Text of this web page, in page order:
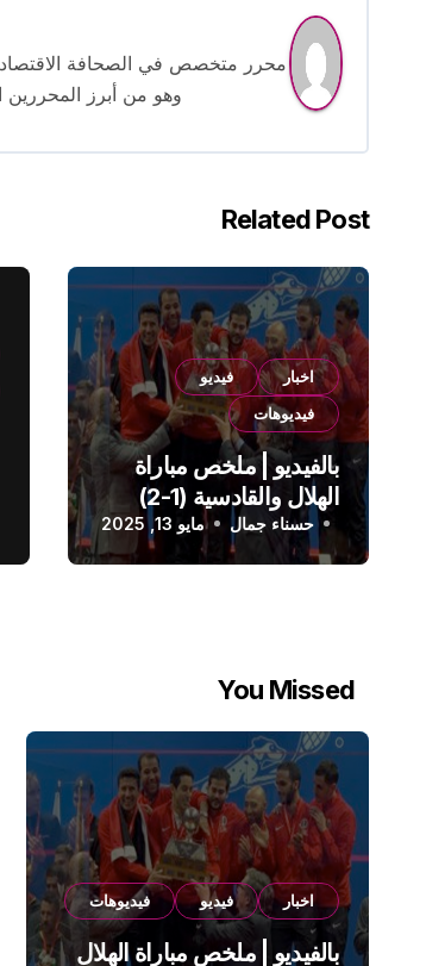
وهو من أبرز المحررين
Related Post
اخبار
فيديو
فيديوهات
بالفيديو | ملخص مباراة
الهلال والقادسية (1-2)
الدوري السعودي
حسناء جمال مايو 13, 2025
You Missed
اخبار فيديو فيديوهات
بالفيديو | ملخص مباراة الهلال